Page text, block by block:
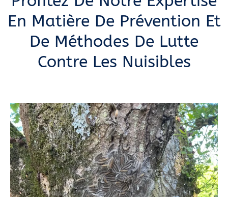
En Matière De Prévention Et
De Méthodes De Lutte
Contre Les Nuisibles